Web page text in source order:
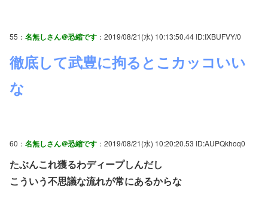
55： 名無しさん＠恐縮です ：2019/08/21(水) 10:13:50.44 ID:IXBUFVY/0
徹底して武豊に拘るとこカッコいい
な
60： 名無しさん＠恐縮です ：2019/08/21(水) 10:20:20.53 ID:AUPQkhoq0
たぶんこれ獲るわディープしんだし
こういう不思議な流れが常にあるからな